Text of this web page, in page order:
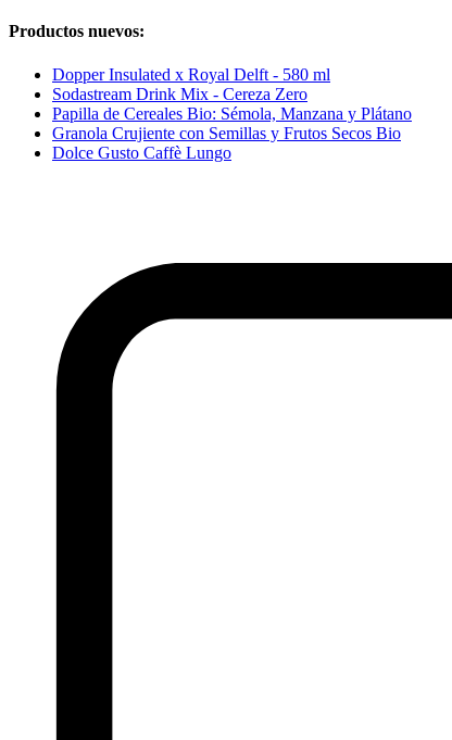
Productos nuevos:
Dopper Insulated x Royal Delft - 580 ml
Sodastream Drink Mix - Cereza Zero
Papilla de Cereales Bio: Sémola, Manzana y Plátano
Granola Crujiente con Semillas y Frutos Secos Bio
Dolce Gusto Caffè Lungo